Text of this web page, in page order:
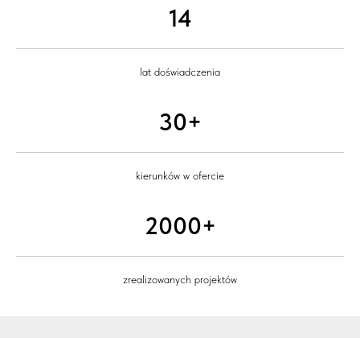
14
lat doświadczenia
30+
kierunków w ofercie
2000+
zrealizowanych projektów